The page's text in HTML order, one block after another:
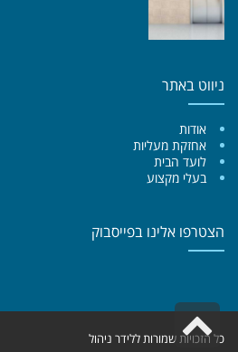
ניווט באתר
אודות
אחזקת מעליות
לועד הבית
בעלי מקצוע
הצטרפו אלינו בפייסבוק
כל הזכויות שמורות ללידר ניהול
גלילה